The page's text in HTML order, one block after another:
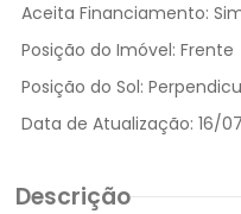
Aceita Financiamento:
Posição do Imóvel: Frente
Posição do Sol:
Data de Atualização: 16/
Descrição